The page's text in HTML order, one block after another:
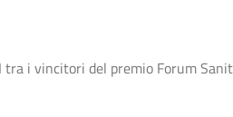
tra i vincitori del premio Forum